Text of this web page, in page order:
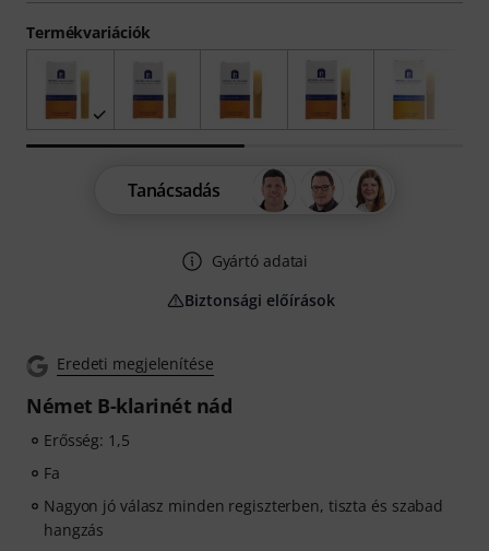
Eredeti megjelenítése
Német B-klarinét nád
Erősség: 1,5
Fa
Nagyon jó válasz minden regiszterben, tiszta és szabad
hangzás
Termékvariációk
Tanácsadás
Gyártó adatai
Biztonsági előírások